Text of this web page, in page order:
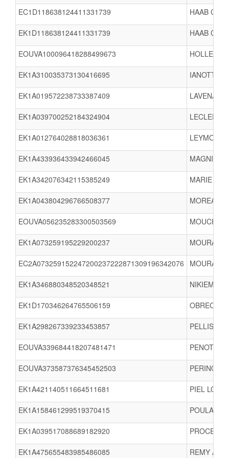
EC1D118638124411331739 HAAB
EK1D118638124411331739 HAAB
EOUVA100096418288499673
EK1A310035373130416695 IANOTTO
EK1A019572238733387409
EK1A039700252184324904 LECLERC
EK1A012764028818036361
EK1A433936433942466045 MAGNIEZ
EK1A342076342115385249 MARIE
EK1A043804296766508377 MOREAU
EOUVA056235283300503569
EK1A073259195229200237
EC2A073259152247200237222871309196342076
EK1A346880348520348521 NIKIEMA-
EK1D170346264765506159 OBRECHT
EK1A298267339233453857
EOUVA339684418207481471 PENOT
EOUVA373587376345452503 PERINO
EK1A421140511664511681 PIEL
EK1A158461299519370415 POULAIN
EK1A039517088689182920
EK1A475655483985486085 REMY